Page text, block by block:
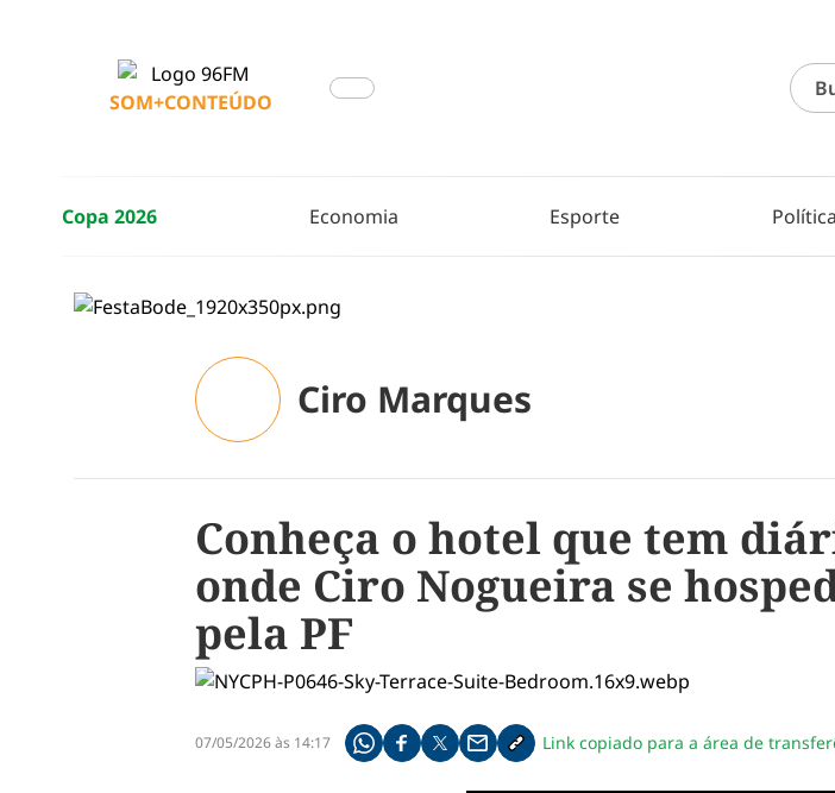
SOM+CONTEÚDO
Copa 2026 Economia Esporte Política
Ciro Marques
Conheça o hotel que tem
onde Ciro Nogueira se
pela PF
07/05/2026 às 14:17 Compartilhe pelo whatsapp
Compartilhar no facebook
Compartilhar no twitter
Compartilhe pelo email
Copiar link da notícia
Link copiado para a área de